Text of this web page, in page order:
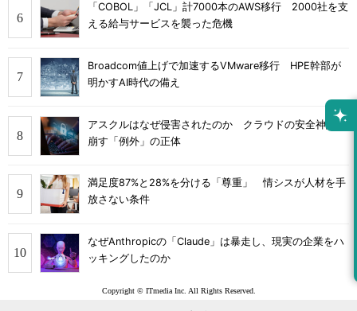
「COBOL」「JCL」計7000本のAWS移行 2000社を支
える給与サービスを襲った危機
Broadcom値上げで加速するVMware移行 HPE幹部が
明かすAI時代の備え
アスクルはなぜ侵害されたのか クラウドの安全神話を
崩す「例外」の正体
満足度87%と28%を分ける「尊重」 情シスが人材を手
放さない条件
なぜAnthropicの「Claude」は暴走し、現実の企業をハ
ッキングしたのか
Copyright © ITmedia Inc. All Rights Reserved.